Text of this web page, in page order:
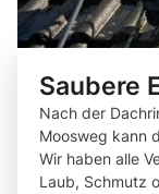
Saubere
Nach der
Moosweg kann
Wir haben alle
Laub, Schmutz